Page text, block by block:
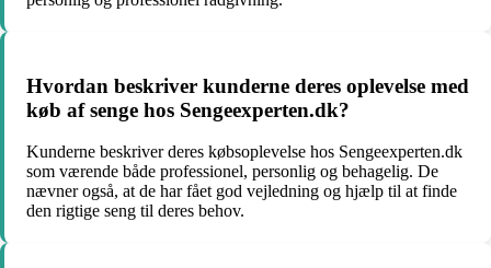
Hvordan beskriver kunderne deres oplevelse med
køb af senge hos Sengeexperten.dk?
Kunderne beskriver deres købsoplevelse hos Sengeexperten.dk
som værende både professionel, personlig og behagelig. De
nævner også, at de har fået god vejledning og hjælp til at finde
den rigtige seng til deres behov.